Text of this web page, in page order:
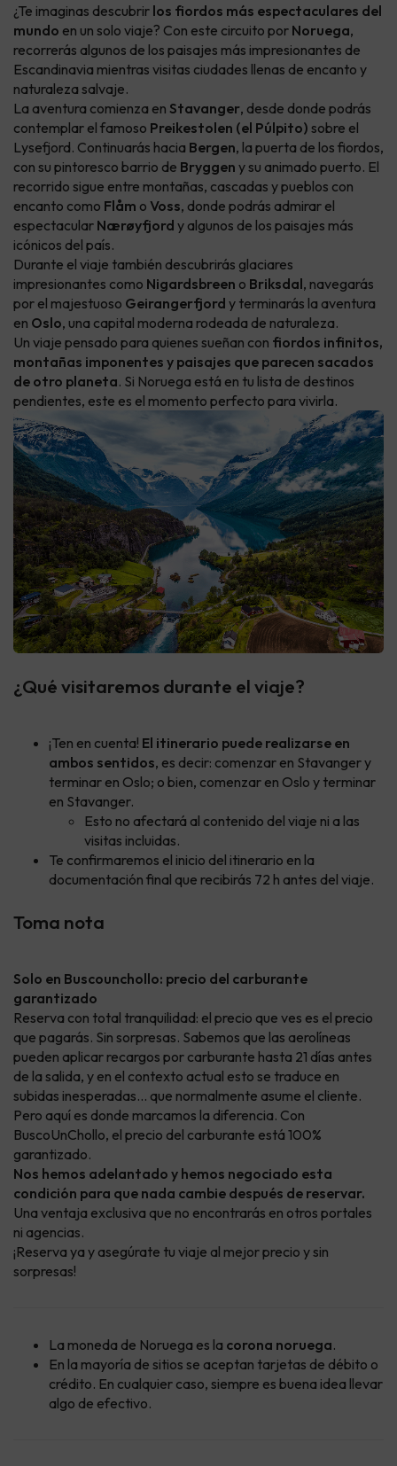
¿Te imaginas descubrir los fiordos más espectaculares del
mundo en un solo viaje? Con este circuito por Noruega,
recorrerás algunos de los paisajes más impresionantes de
Escandinavia mientras visitas ciudades llenas de encanto y
naturaleza salvaje.
La aventura comienza en Stavanger, desde donde podrás
contemplar el famoso Preikestolen (el Púlpito) sobre el
Lysefjord. Continuarás hacia Bergen, la puerta de los fiordos,
con su pintoresco barrio de Bryggen y su animado puerto. El
recorrido sigue entre montañas, cascadas y pueblos con
encanto como Flåm o Voss, donde podrás admirar el
espectacular Nærøyfjord y algunos de los paisajes más
icónicos del país.
Durante el viaje también descubrirás glaciares
impresionantes como Nigardsbreen o Briksdal, navegarás
por el majestuoso Geirangerfjord y terminarás la aventura
en Oslo, una capital moderna rodeada de naturaleza.
Un viaje pensado para quienes sueñan con fiordos infinitos,
montañas imponentes y paisajes que parecen sacados
de otro planeta. Si Noruega está en tu lista de destinos
pendientes, este es el momento perfecto para vivirla.
¿Qué visitaremos durante el viaje?
¡Ten en cuenta! El itinerario puede realizarse en
ambos sentidos, es decir: comenzar en Stavanger y
terminar en Oslo; o bien, comenzar en Oslo y terminar
en Stavanger.
Esto no afectará al contenido del viaje ni a las
visitas incluidas.
Te confirmaremos el inicio del itinerario en la
documentación final que recibirás 72 h antes del viaje.
Toma nota
Solo en Buscounchollo: precio del carburante
garantizado
Reserva con total tranquilidad: el precio que ves es el precio
que pagarás. Sin sorpresas. Sabemos que las aerolíneas
pueden aplicar recargos por carburante hasta 21 días antes
de la salida, y en el contexto actual esto se traduce en
subidas inesperadas… que normalmente asume el cliente.
Pero aquí es donde marcamos la diferencia. Con
BuscoUnChollo, el precio del carburante está 100%
garantizado.
Nos hemos adelantado y hemos negociado esta
condición para que nada cambie después de reservar.
Una ventaja exclusiva que no encontrarás en otros portales
ni agencias.
¡Reserva ya y asegúrate tu viaje al mejor precio y sin
sorpresas!
La moneda de Noruega es la corona noruega.
En la mayoría de sitios se aceptan tarjetas de débito o
crédito. En cualquier caso, siempre es buena idea llevar
algo de efectivo.